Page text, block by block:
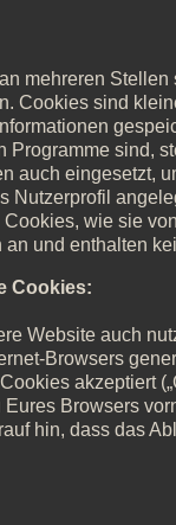
mehreren
Cookies sind
Programme sind,
auch eingesetzt,
Nutzerprofil
wie sie
und enthalten
Cookies:
Website auch
Browsers
akzeptiert
Browsers
hin, dass das